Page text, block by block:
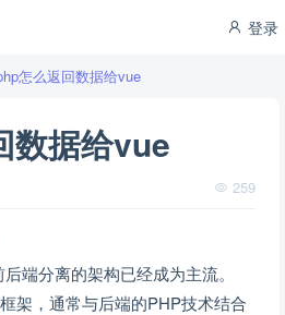
登录
怎么返回数据给vue
数据给vue
259
端分离的架构已经成为主流。
架，通常与后端的PHP技术结合